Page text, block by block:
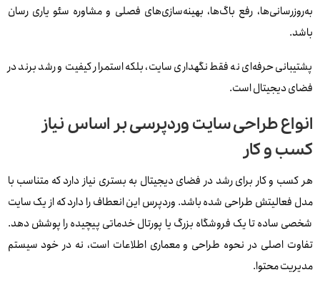
به‌روزرسانی‌ها، رفع باگ‌ها، بهینه‌سازی‌های فصلی و مشاوره سئو یاری‌ رسان
باشد.
پشتیبانی حرفه‌ای نه فقط نگهداری سایت، بلکه استمرار کیفیت و رشد برند در
فضای دیجیتال است.
انواع طراحی سایت وردپرسی بر اساس نیاز
کسب‌ و کار
هر کسب‌ و کار برای رشد در فضای دیجیتال به بستری نیاز دارد که متناسب با
مدل فعالیتش طراحی شده باشد. وردپرس این انعطاف را دارد که از یک سایت
شخصی ساده تا یک فروشگاه بزرگ یا پورتال خدماتی پیچیده را پوشش دهد.
تفاوت اصلی در نحوه طراحی و معماری اطلاعات است، نه در خود سیستم
مدیریت محتوا.